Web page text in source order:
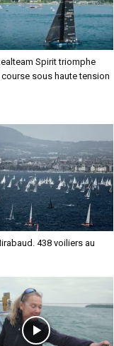
Spirit triomphe
sous haute tension
438 voiliers au